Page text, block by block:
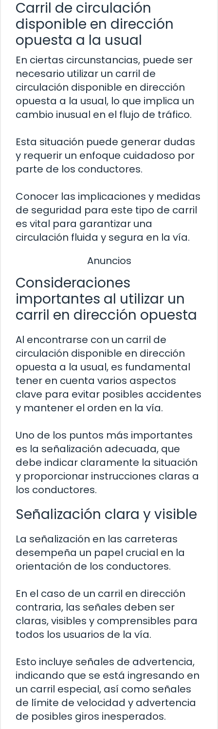
Carril de circulación
disponible en dirección
opuesta a la usual
En ciertas circunstancias, puede ser
necesario utilizar un carril de
circulación disponible en dirección
opuesta a la usual, lo que implica un
cambio inusual en el flujo de tráfico.
Esta situación puede generar dudas
y requerir un enfoque cuidadoso por
parte de los conductores.
Conocer las implicaciones y medidas
de seguridad para este tipo de carril
es vital para garantizar una
circulación fluida y segura en la vía.
Anuncios
Consideraciones
importantes al utilizar un
carril en dirección opuesta
Al encontrarse con un carril de
circulación disponible en dirección
opuesta a la usual, es fundamental
tener en cuenta varios aspectos
clave para evitar posibles accidentes
y mantener el orden en la vía.
Uno de los puntos más importantes
es la señalización adecuada, que
debe indicar claramente la situación
y proporcionar instrucciones claras a
los conductores.
Señalización clara y visible
La señalización en las carreteras
desempeña un papel crucial en la
orientación de los conductores.
En el caso de un carril en dirección
contraria, las señales deben ser
claras, visibles y comprensibles para
todos los usuarios de la vía.
Esto incluye señales de advertencia,
indicando que se está ingresando en
un carril especial, así como señales
de límite de velocidad y advertencia
de posibles giros inesperados.